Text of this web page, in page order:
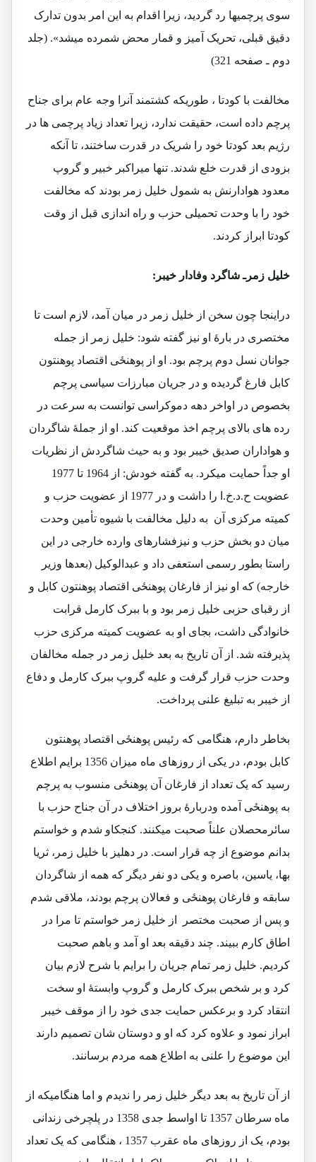
سوی پرچمیها رد گردید، زیرا اقدام به این امر بدون تدارک
دقیق قبلی، تحریک آمیز و قمار محض شمرده میشد». (جلد
دوم ـ صفحه 321)
مخالفت با کودتا ، طوریکه کشتمند آنرا وجه عام برای جناح
پرچم داده است، حقیقت ندارد، زیرا تعداد زیاد پرچمی ها در
رژیم بعد کودتا خود را شریک در قدرت ساختند، تا آنکه
بزودی از قدرت خلع شدند. تنها میراکبر خبیر و گروپ
معدود هوادارنش به شمول خلیل زمر بودند که مخالفت
خود را با وحدت تحمیلی حزب و راه اندازی قبل از وقت
کودتا ابراز کردند.
خلیل زمرـ شاگرد وفادار خیبر:
دراینجا چون سخن از خلیل زمر در میان آمد، لازم است تا
مختصری در بارۀ او نیز گفته شود: خلیل زمر از جمله
جوانان نسل دوم پرچم بود. او از پوهنځی اقتصاد پوهنتون
کابل فارغ گردیده و در جریان مبارزات سیاسی پرچم
بخصوص در اواخر دهه دموکراسی توانست به سرعت در
رده های بالای پرچم اخذ موقعیت کند. او از جملۀ شاگردان
و هواداران صدیق خیبر بود و به حیث شاگردش از نظریات
او جداً حمایت میکرد. به گفته خودش: از 1964 تا 1977
عضویت ح.د.خ.ا را داشت و در 1977 از عضویت حزب و
کمیته مرکزی آن به دلیل مخالفت با شیوه تأمین وحدت
میان دو بخش حزب و نیزفشارهای وارده خارجی در این
راستا بطور رسمی استعفی داد و عبدالوکیل (بعدها وزیر
خارجه) که او نیز از فارغان پوهنځی اقتصاد پوهنتون کابل و
از رقبای حزبی خلیل زمر بود و با ببرک کارمل قرابت
خانوادگی داشت، بجای او به عضویت کمیته مرکزی حزب
پذیرفته شد. از آن تاریخ به بعد خلیل زمر در جمله مخالفان
وحدت حزب قرار گرفت و علیه گروپ ببرک کارمل و دفاع
از خیبر به تبلیغ علنی پرداخت.
بخاطر دارم، هنگامی که رئیس پوهنځی اقتصاد پوهنتون
کابل بودم، در یکی از روزهای ماه میزان 1356 برایم اطلاع
رسید که یک تعداد از فارغان آن پوهنځی منسوب به پرچم
به پوهنځی آمده ودربارۀ بروز اختلاف در آن جناح حزب با
سائرمحصلان علناً صحبت میکنند. کنجکاو شدم و خواستم
بدانم موضوع از چه قرار است. در دهلیز با خلیل زمر، ثریا
بها، یاسین، باصره و یکی دو نفر دیگر که همه از شاگردان
سابقه و فارغان پوهنځی و فعالان پرچم بودند، ملاقی شدم
و پس از صحبت مختصر از خلیل زمر خواستم تا مرا در
اطاق کارم ببیند. چند دقیقه بعد او آمد و باهم صحبت
کردیم. خلیل زمر تمام جریان را برایم با شرح لازم بیان
کرد و بر شخص ببرک کارمل و گروپ وابستۀ او سخت
انتقاد کرد و برعکس حمایت جدی خود را از موقف خیبر
ابراز نمود و علاوه کرد که او و دوستان شان تصمیم دارند
این موضوع را علنی به اطلاع همه مردم برسانند.
از آن تاریخ به بعد دیگر خلیل زمر را ندیدم و اما هنگامیکه از
ماه سرطان 1357 تا اواسط جدی 1358 در پلچرخی زندانی
بودم، یک از روزهای ماه عقرب 1357 ، هنگامی که یک تعداد